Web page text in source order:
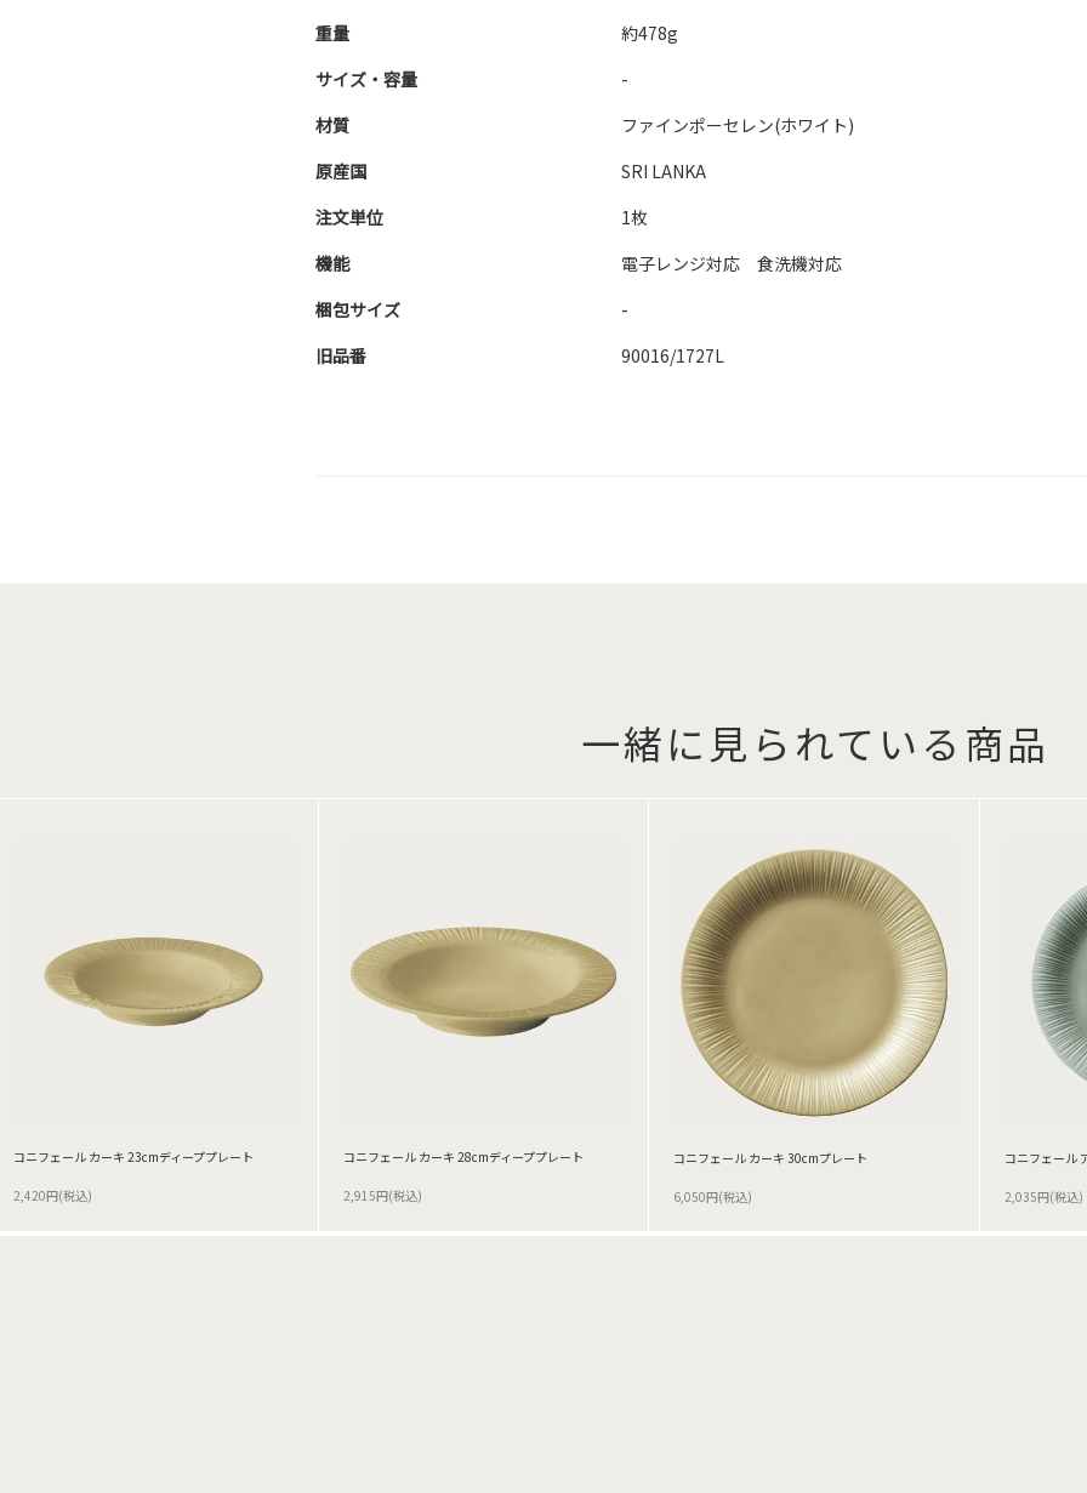
重量
約478g
サイズ・容量
-
材質
ファインポーセレン(ホワイト)
原産国
SRI LANKA
注文単位
1枚
機能
電子レンジ対応 食洗機対応
梱包サイズ
-
旧品番
90016/1727L
一緒に見られている商品
コニフェール カーキ 23cmディーププレート
2,420円(税込)
コニフェール カーキ 28cmディーププレート
2,915円(税込)
コニフェール カーキ 30cmプレート
6,050円(税込)
コニフェール
2,035円(税込)